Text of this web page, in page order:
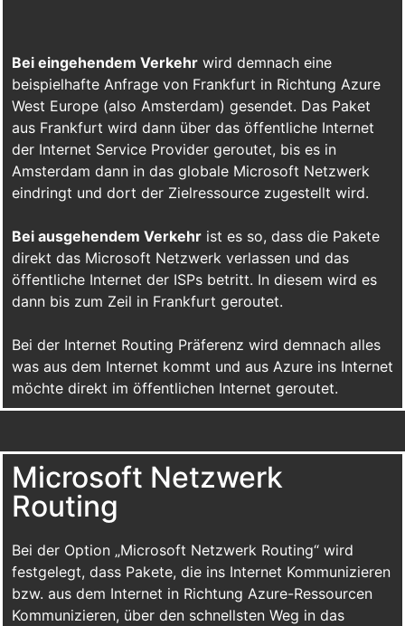
Bei eingehendem Verkehr wird demnach eine
beispielhafte Anfrage von Frankfurt in Richtung Azure
West Europe (also Amsterdam) gesendet. Das Paket
aus Frankfurt wird dann über das öffentliche Internet
der Internet Service Provider geroutet, bis es in
Amsterdam dann in das globale Microsoft Netzwerk
eindringt und dort der Zielressource zugestellt wird.
Bei ausgehendem Verkehr ist es so, dass die Pakete
direkt das Microsoft Netzwerk verlassen und das
öffentliche Internet der ISPs betritt. In diesem wird es
dann bis zum Zeil in Frankfurt geroutet.
Bei der Internet Routing Präferenz wird demnach alles
was aus dem Internet kommt und aus Azure ins Internet
möchte direkt im öffentlichen Internet geroutet.
Microsoft Netzwerk
Routing
Bei der Option „Microsoft Netzwerk Routing“ wird
festgelegt, dass Pakete, die ins Internet Kommunizieren
bzw. aus dem Internet in Richtung Azure-Ressourcen
Kommunizieren, über den schnellsten Weg in das